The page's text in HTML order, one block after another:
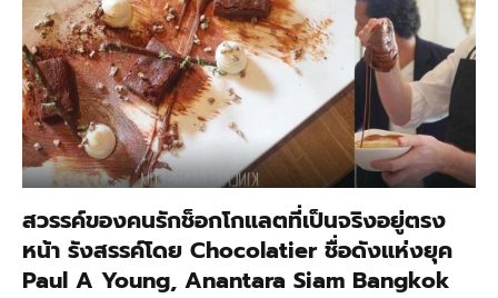
สวรรค์ของคนรักช็อกโกแลตที่เป็นจริงอยู่ตรง
หน้า รังสรรค์โดย Chocolatier ชื่อดังแห่งยุค
Paul A Young, Anantara Siam Bangkok